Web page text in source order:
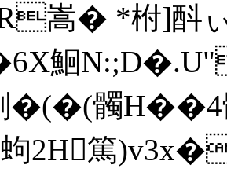
嵩� *柎]酙
鮰
�(�(髑H��4
2H篤